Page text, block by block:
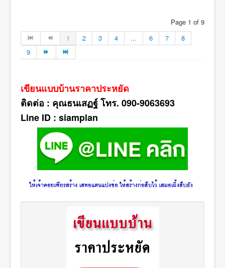
Page 1 of 9
1
2 3 4 ... 6 7
8
9
เขียนแบบบ้านราคาประหยัด
ติดต่อ : คุณธนเสฏฐ์ โทร. 090-9063693
Line ID : siamplan